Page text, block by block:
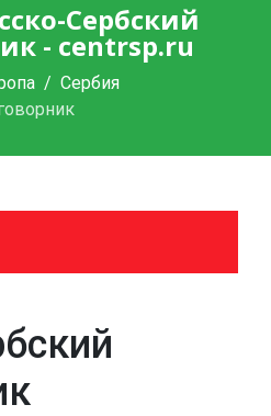
Сербский
- centrsp.ru
Сербия